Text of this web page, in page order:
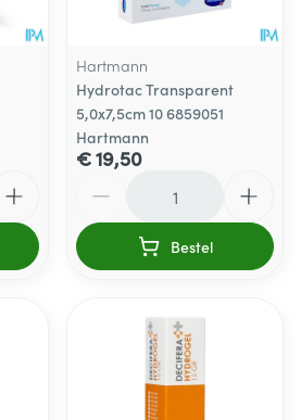
Hartmann
Hydrotac Transparent
5,0x7,5cm 10 6859051
Hartmann
€ 19,50
Bestel